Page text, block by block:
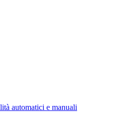
automatici e manuali